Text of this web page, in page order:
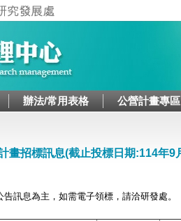
to navigation
辦法/常用表格 公營計畫專區
畫招標訊息(截止投標日期:114年9
訊息為主，如需電子領標，請洽研發處。